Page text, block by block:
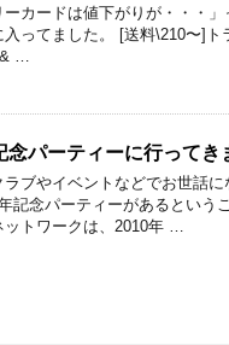
ーカードは値下がりが・・・
入ってました。 [送料\210〜]
& …
念パーティーに行ってき
ブやイベントなどでお世話
記念パーティーがあるという
ットワークは、2010年 …